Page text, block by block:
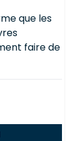
que les
faire de